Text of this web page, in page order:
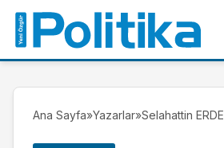
Ana Sayfa»Yazarlar»Selahattin